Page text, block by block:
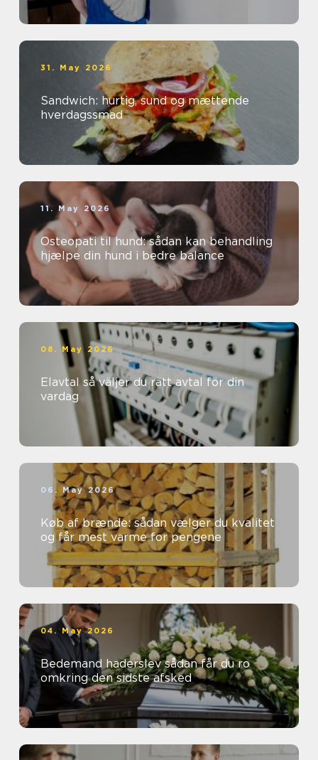
31. May 2026
Sandwich: hurtig, sund og mættende
hverdagssmad
11. May 2026
Osteopati til hund: sådan kan behandling
hjælpe din hund i bedre balance
08. May 2026
Elavtal så väljer du rätt avtal för din
vardag
06. May 2026
Køb af brænde: sådan vælger du kvalitet
og får mest varme for pengene
04. May 2026
Bedemand haderslev sådan får du ro
omkring den sidste afsked